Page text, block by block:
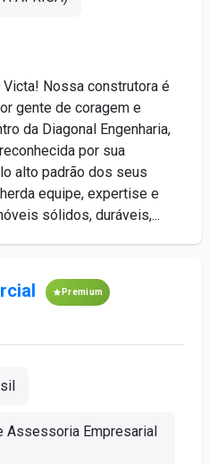
Nossa construtora é
gente de coragem e
da Diagonal Engenharia,
por sua
alto padrão dos seus
equipe, expertise e
sólidos, duráveis,...
Premium
Assessoria Empresarial